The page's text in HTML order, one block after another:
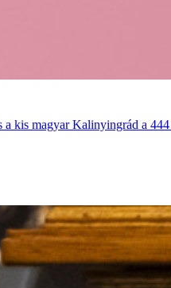
kis magyar Kalinyingrád a